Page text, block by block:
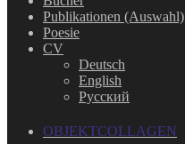
Publikationen (Auswahl)
Poesie
CV
Deutsch
English
Русский
OBJEKTCOLLAGEN